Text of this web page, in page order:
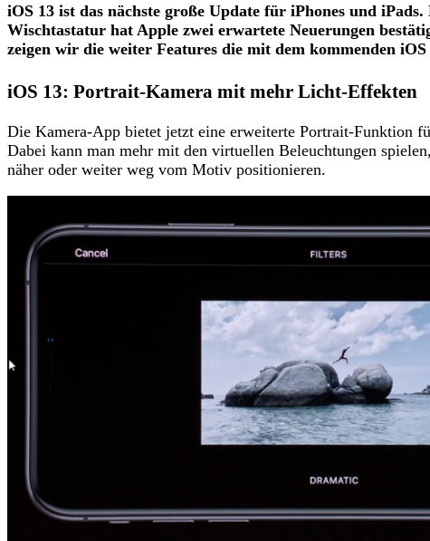
iOS 13 ist das nächste große Update für iPhones und
Wischtastatur hat Apple zwei erwartete Neuerungen
zeigen wir die weiter Features die mit dem kommenden
iOS 13: Portrait-Kamera mit mehr Licht-Effekten
Die Kamera-App bietet jetzt eine erweiterte Portrait-Funktion
Dabei kann man mehr mit den virtuellen Beleuchtungen
näher oder weiter weg vom Motiv positionieren.